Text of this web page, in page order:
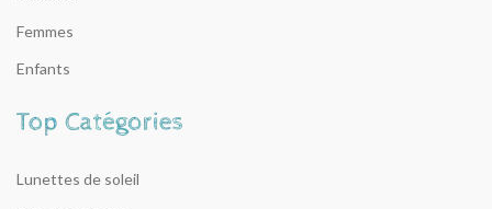
Femmes
Enfants
Lunettes de soleil